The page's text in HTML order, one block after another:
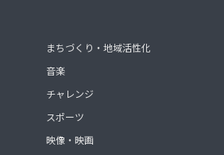
まちづくり・地域活性化
音楽
チャレンジ
スポーツ
映像・映画